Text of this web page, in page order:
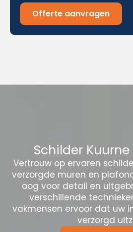
Offerte aanvragen
Schilder
Vertrouw op ervaren
verzorgde muren en
oog voor detail en
verschillende
vakmensen ervoor dat uw
verzorgd